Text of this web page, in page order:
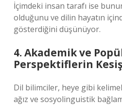
İçimdeki insan tarafı ise
olduğunu ve dilin hayatın
gösterdiğini düşünüyor.
4. Akademik ve
Perspektiflerin
Dil bilimciler, heye gibi
ağız ve sosyolinguistik